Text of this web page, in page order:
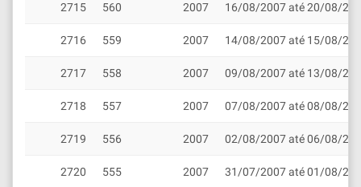
2715 560 2007 16/08/2007 até 20/08/
2716 559 2007 14/08/2007 até 15/08/
2717 558 2007 09/08/2007 até 13/08/
2718 557 2007 07/08/2007 até 08/08/
2719 556 2007 02/08/2007 até 06/08/
2720 555 2007 31/07/2007 até 01/08/